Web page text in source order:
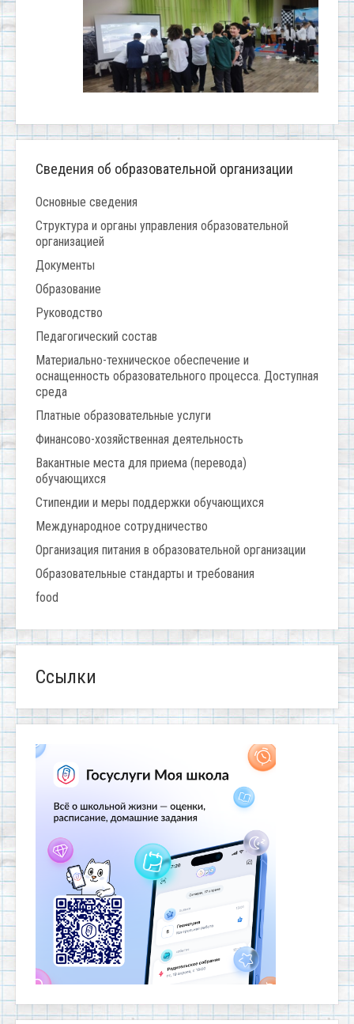
Сведения об образовательной организации
Основные сведения
Структура и органы управления образовательной
организацией
Документы
Образование
Руководство
Педагогический состав
Материально-техническое обеспечение и
оснащенность образовательного процесса. Доступная
среда
Платные образовательные услуги
Финансово-хозяйственная деятельность
Вакантные места для приема (перевода)
обучающихся
Стипендии и меры поддержки обучающихся
Международное сотрудничество
Организация питания в образовательной организации
Образовательные стандарты и требования
food
Ссылки